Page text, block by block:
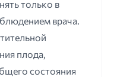
только в
врача.
плода,
состояния